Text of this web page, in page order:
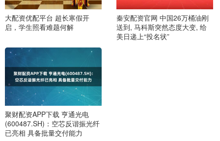
大配资优配平台 超长寒假开
启，学生照看难题何解
秦安配资官网 中国26万桶油刚
送到, 马科斯突然态度大变, 给
美日递上“投名状”
聚财配资APP下载 亨通光电
(600487.SH)：空芯反谐振光纤
已亮相 具备批量交付能力